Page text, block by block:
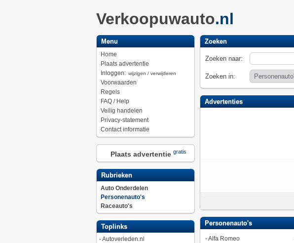
Verkoopuwauto.nl
Menu
Home
Plaats advertentie
Inloggen: wijzigen / verwijderen
Voorwaarden
Regels
FAQ / Help
Veilig handelen
Privacy-statement
Contact informatie
Plaats advertentie gratis
Rubrieken
Auto Onderdelen
Personenauto's
Raceauto's
Toplinks
-Autoverleden.nl
Zoeken
Zoeken naar:
Zoeken in:
Advertenties
Personenauto's
-Alfa Romeo